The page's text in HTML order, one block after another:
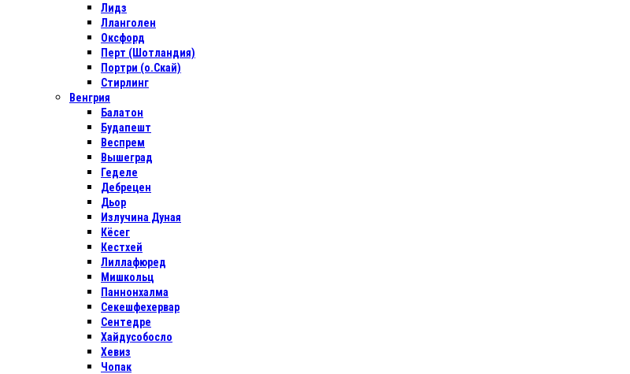
Лидз
Лланголен
Оксфорд
Перт (Шотландия)
Портри (о.Скай)
Стирлинг
Венгрия
Балатон
Будапешт
Веспрем
Вышеград
Геделе
Дебрецен
Дьор
Излучина Дуная
Кёсег
Кестхей
Лиллафюред
Мишкольц
Паннонхалма
Секешфехервар
Сентедре
Хайдусобосло
Хевиз
Чопак